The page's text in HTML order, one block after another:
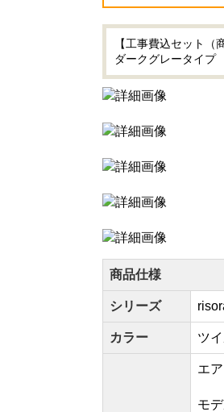
【工事費込セット
ダークグレータイ
商品仕様
シリーズ
カラー ツ
エ
モ